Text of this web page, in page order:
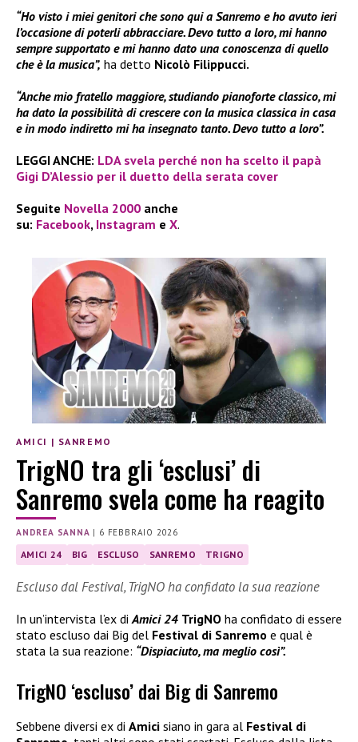
“Ho visto i miei genitori che sono qui a Sanremo e ho avuto ieri
l’occasione di poterli abbracciare. Devo tutto a loro, mi hanno
sempre supportato e mi hanno dato una conoscenza di quello
che è la musica”, ha detto Nicolò Filippucci.
“Anche mio fratello maggiore, studiando pianoforte classico, mi
ha dato la possibilità di crescere con la musica classica in casa
e in modo indiretto mi ha insegnato tanto. Devo tutto a loro”.
LEGGI ANCHE: LDA svela perché non ha scelto il papà
Gigi D’Alessio per il duetto della serata cover
Seguite Novella 2000 anche
su: Facebook, Instagram e X.
AMICI | SANREMO
TrigNO tra gli ‘esclusi’ di
Sanremo svela come ha reagito
ANDREA SANNA | 6 FEBBRAIO 2026
AMICI 24 BIG ESCLUSO SANREMO TRIGNO
Escluso dal Festival, TrigNO ha confidato la sua reazione
In un’intervista l’ex di Amici 24 TrigNO ha confidato di essere
stato escluso dai Big del Festival di Sanremo e qual è
stata la sua reazione: “Dispiaciuto, ma meglio così”.
TrigNO ‘escluso’ dai Big di Sanremo
Sebbene diversi ex di Amici siano in gara al Festival di